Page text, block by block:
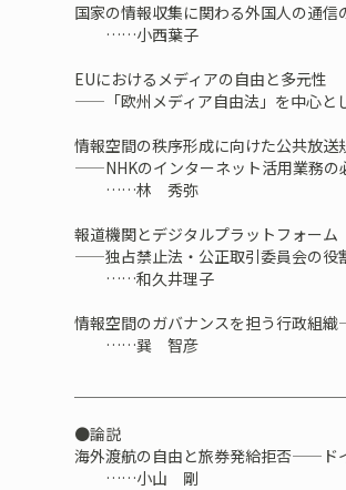
国家の情報収集に関わる外国人の通信
……小西葉子
EUにおけるメディアの自由と多元性
——「欧州メディア自由法」を中心
情報空間の秩序形成に向けた公共放送
——NHKのインターネット活用業務の
……林 秀弥
報道機関とデジタルプラットフォーム
——独占禁止法・公正取引委員会の役
……和久井理子
情報空間のガバナンスを担う行政組
……巽 智彦
●論説
海外渡航の自由と旅券発給拒否——ド
……小山 剛